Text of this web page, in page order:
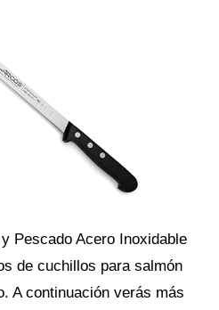
Pescado Acero Inoxidable
de cuchillos para salmón
A continuación verás más